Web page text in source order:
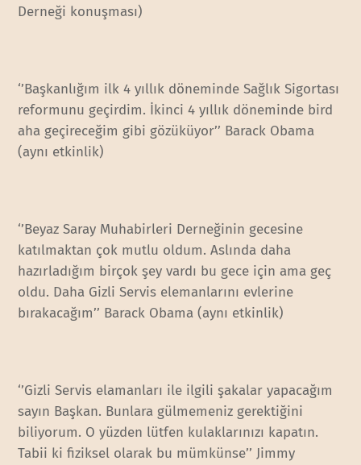
Derneği konuşması)
‘’Başkanlığım ilk 4 yıllık döneminde Sağlık Sigortası
reformunu geçirdim. İkinci 4 yıllık döneminde bird
aha geçireceğim gibi gözüküyor’’ Barack Obama
(aynı etkinlik)
‘’Beyaz Saray Muhabirleri Derneğinin gecesine
katılmaktan çok mutlu oldum. Aslında daha
hazırladığım birçok şey vardı bu gece için ama geç
oldu. Daha Gizli Servis elemanlarını evlerine
bırakacağım’’ Barack Obama (aynı etkinlik)
‘’Gizli Servis elamanları ile ilgili şakalar yapacağım
sayın Başkan. Bunlara gülmemeniz gerektiğini
biliyorum. O yüzden lütfen kulaklarınızı kapatın.
Tabii ki fiziksel olarak bu mümkünse’’ Jimmy